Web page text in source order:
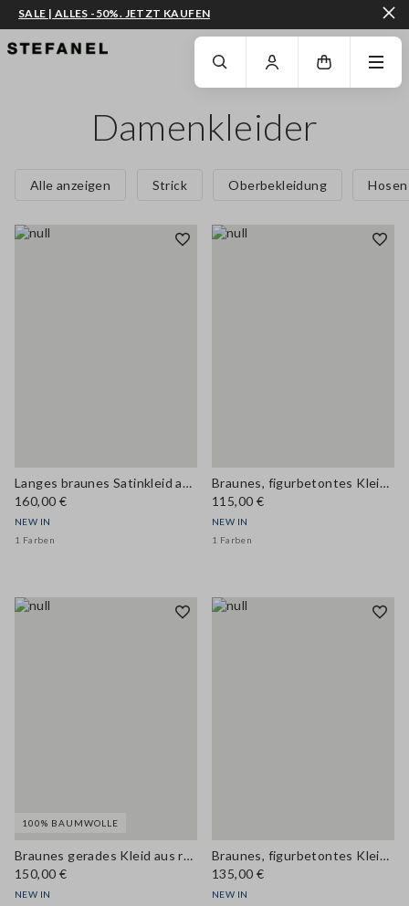
ZUM HAUPTINHALT SPRINGEN GEHEN SIE ZUM ENDE DER SEITE
SALE | ALLES -50%. JETZT KAUFEN
Damenkleider
Alle anzeigen Strick Oberbekleidung Hosen
Langes braunes Satinkleid aus Viskosemix mit Spitze
160,00 €
NEW IN
1 Farben
Braunes, figurbetontes Kleid aus Viskosemix mit Spitzeinsätzen
115,00 €
NEW IN
1 Farben
100% BAUMWOLLE
Braunes gerades Kleid aus reiner Baumwolle mit Gürtel
150,00 €
NEW IN
Braunes, figurbetontes Kleid aus elastischer Viskose mit strukturiertem Stehkragen
135,00 €
NEW IN